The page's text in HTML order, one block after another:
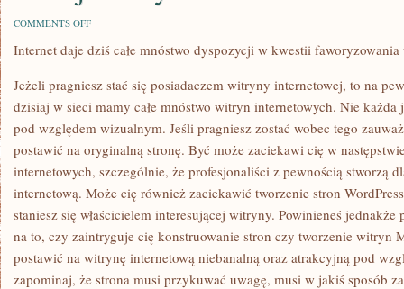
COMMENTS OFFON
ROKU
MAMY
CORAZ
WIĘCEJ
RÓŻNEGO
RODZAJU
WITRYN
SIECI
Internet daje dziś całe mnóstwo dyspozycji w kwestii faworyzowania
Jeżeli pragniesz stać się posiadaczem witryny internetowej, to na
dzisiaj w sieci mamy całe mnóstwo witryn internetowych. Nie każda
pod względem wizualnym. Jeśli pragniesz zostać wobec tego
postawić na oryginalną stronę. Być może zaciekawi cię w
internetowych, szczególnie, że profesjonaliści z pewnością stworzą
internetową. Może cię również zaciekawić tworzenie stron
staniesz się właścicielem interesującej witryny. Powinieneś
na to, czy zaintryguje cię konstruowanie stron czy tworzenie witryn
postawić na witrynę internetową niebanalną oraz atrakcyjną pod
zapominaj, że strona musi przykuwać uwagę, musi w jakiś sposób